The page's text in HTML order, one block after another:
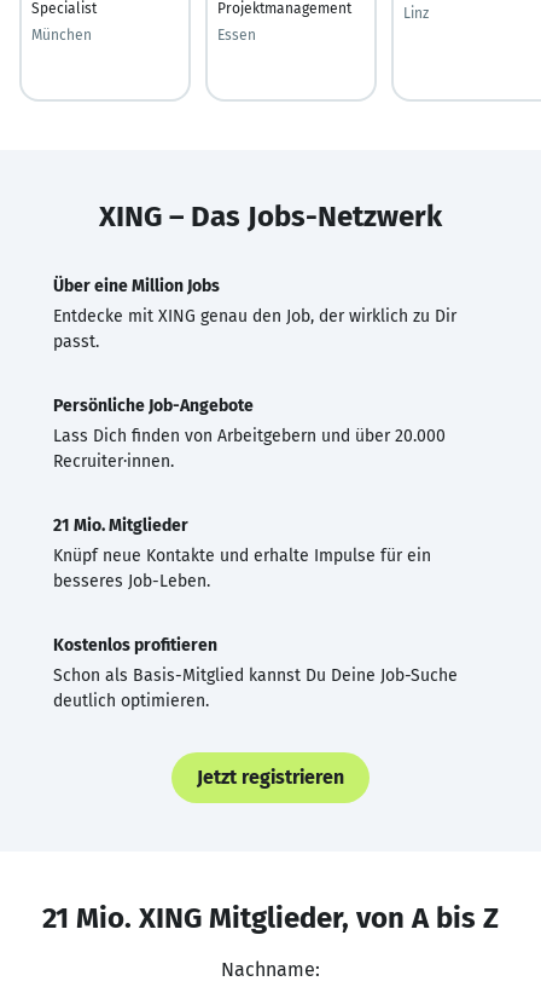
Specialist
München
Projektmanagement
Essen
Linz
XING – Das Jobs-Netzwerk
Über eine Million Jobs
Entdecke mit XING genau den Job, der wirklich zu Dir
passt.
Persönliche Job-Angebote
Lass Dich finden von Arbeitgebern und über 20.000
Recruiter·innen.
21 Mio. Mitglieder
Knüpf neue Kontakte und erhalte Impulse für ein
besseres Job-Leben.
Kostenlos profitieren
Schon als Basis-Mitglied kannst Du Deine Job-Suche
deutlich optimieren.
Jetzt registrieren
21 Mio. XING Mitglieder, von A bis Z
Nachname: